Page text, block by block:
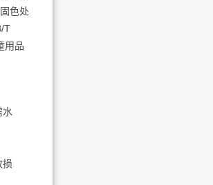
色处
T
用品
水
损